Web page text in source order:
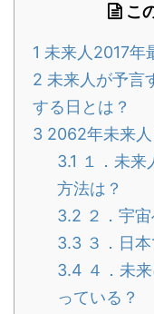
こ
1 未来人2017年
2 未来人が予言
する日とは？
3 2062年未来
3.1 １．未
方法は？
3.2 ２．宇
3.3 ３．日
3.4 ４．未
っている？